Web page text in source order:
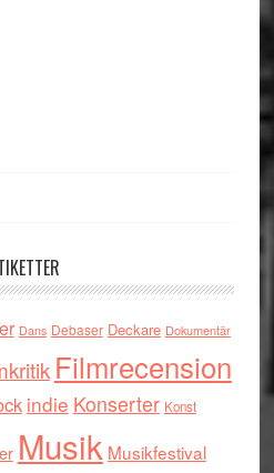
Dans Debaser Deckare Dokumentär
Filmrecension
indie Konserter Konst
Musik Musikfestival